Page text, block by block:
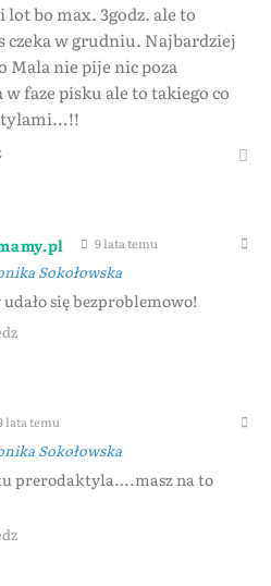
bo max. 3godz. ale to
czeka w grudniu. Najbardziej
Mala nie pije nic poza
faze pisku ale to takiego co
9 lata temu
Sokołowska
się bezproblemowo!
lata temu
Sokołowska
prerodaktyla….masz na to